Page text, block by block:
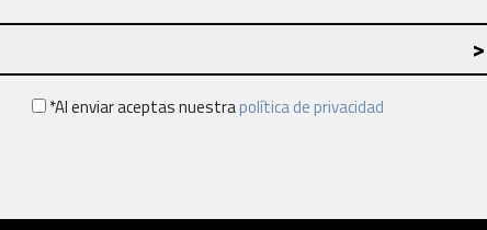
*Al enviar aceptas nuestrapolítica de privacidad